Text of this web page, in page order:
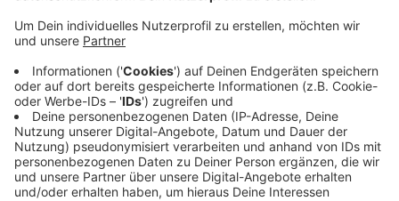
Anzeige
Während die Verdächtigen flüchteten, rief der 73-
Jährige die Polizei. Zwei Beamte stellten einen 25-
Jährigen und einen 34-Jährigen in der Nähe des
Tatorts auf dem Nittumer Weg und brachten sie auf